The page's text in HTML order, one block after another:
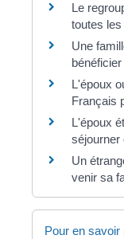
Le
toutes
Une
L'époux
Français
L'époux
séjourner
Un
venir sa
Pour en savoir